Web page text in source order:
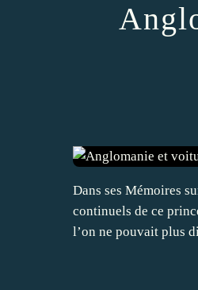
Dans ses Mémoires
continuels de ce
l’on ne pouvait plus